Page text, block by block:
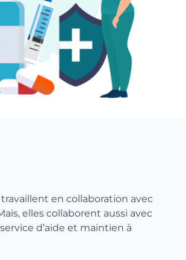
en collaboration avec
elles collaborent aussi avec
d’aide et maintien à